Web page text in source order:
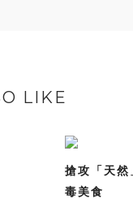
LIKE
搶攻「天
毒美食